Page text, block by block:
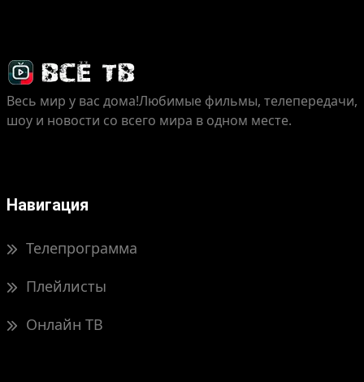
Весь мир у вас дома!Любимые фильмы, телепередачи,
шоу и новости со всего мира в одном месте.
Навигация
Телепрограмма
Плейлисты
Онлайн ТВ